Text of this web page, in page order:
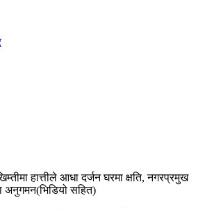
हात्तीले आधा दर्जन घरमा क्षति, नगरप्रमुख
अनुगमन(भिडियो सहित)